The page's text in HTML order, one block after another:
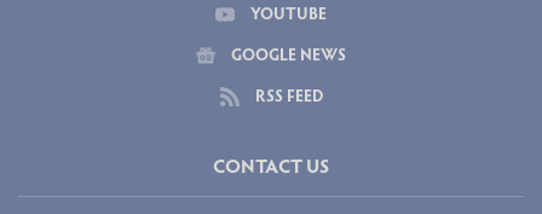
YOUTUBE
GOOGLE NEWS
RSS FEED
CONTACT US